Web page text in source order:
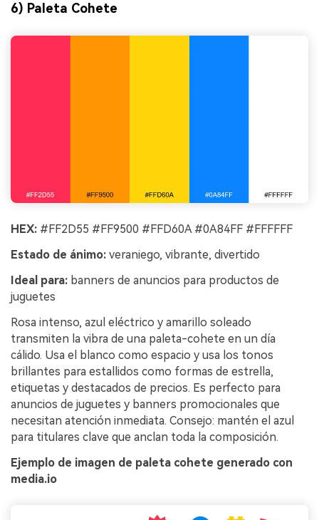
6) Paleta Cohete
HEX: #FF2D55 #FF9500 #FFD60A #0A84FF #FFFFFF
Estado de ánimo: veraniego, vibrante, divertido
Ideal para: banners de anuncios para productos de
juguetes
Rosa intenso, azul eléctrico y amarillo soleado
transmiten la vibra de una paleta-cohete en un día
cálido. Usa el blanco como espacio y usa los tonos
brillantes para estallidos como formas de estrella,
etiquetas y destacados de precios. Es perfecto para
anuncios de juguetes y banners promocionales que
necesitan atención inmediata. Consejo: mantén el azul
para titulares clave que anclan toda la composición.
Ejemplo de imagen de paleta cohete generado con
media.io